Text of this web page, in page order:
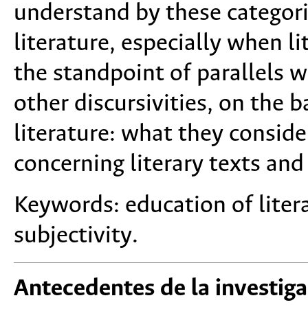
understand by these
literature, especially when
the standpoint of parallels
other discursivities, on the
literature: what they
concerning literary texts
Keywords: education of
subjectivity.
Antecedentes de la